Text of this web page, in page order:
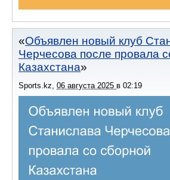
Объявлен новый клуб
Черчесова после провала
Казахстана
Sports.kz 06 августа 2025 в 02:19